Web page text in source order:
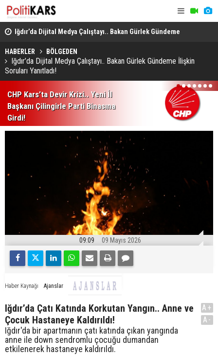
Iğdır’da Dijital Medya Çalıştayı.. Bakan Gürlek Gündeme
İlişkin Soruları Yanıtladı!
HABERLER BÖLGEDEN
Iğdır’da Dijital Medya Çalıştayı.. Bakan Gürlek Gündeme İlişkin
Soruları Yanıtladı!
CHP Kars’ta Devir Krizi.. Yeni İl
Başkanı Çilingirle Parti Binasına
Girdi!
1 2 3 4 5 6 7
09:09 09 Mayıs 2026
Haber Kaynağı Ajanslar
Iğdır’da Çatı Katında Korkutan Yangın.. Anne ve
Çocuk Hastaneye Kaldırıldı!
Iğdır'da bir apartmanın çatı katında çıkan yangında
anne ile down sendromlu çocuğu dumandan
etkilenerek hastaneye kaldırıldı.
A+
A-